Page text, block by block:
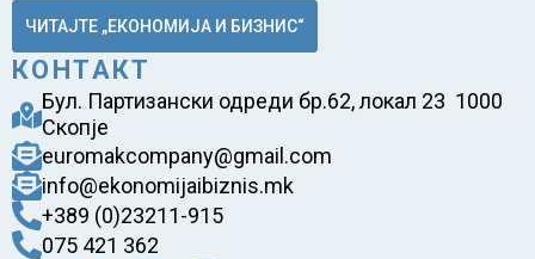
ЧИТАЈТЕ „ЕКОНОМИЈА И БИЗНИС“
КОНТАКТ
Бул. Партизански одреди бр.62, локал 23 1000
Скопје
euromakcompany@gmail.com
info@ekonomijaibiznis.mk
+389 (0)23211-915
075 421 362